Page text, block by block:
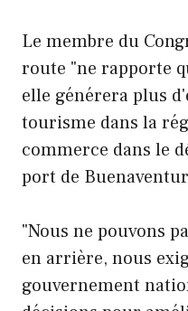
Le membre du
route "ne rapporte
elle générera plus
tourisme dans la
commerce dans le
port de
"Nous ne pouvons
en arrière, nous
gouvernement